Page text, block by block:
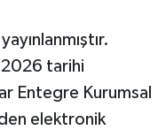
2026 tarihi
Entegre Kurumsal
elektronik